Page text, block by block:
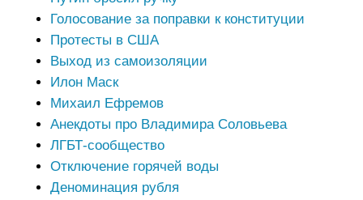
Голосование за поправки к конституции
Протесты в США
Выход из самоизоляции
Илон Маск
Михаил Ефремов
Анекдоты про Владимира Соловьева
ЛГБТ-сообщество
Отключение горячей воды
Деноминация рубля